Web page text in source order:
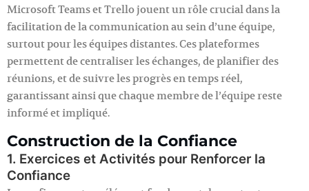
Microsoft Teams et Trello jouent un rôle crucial dans la
facilitation de la communication au sein d’une équipe,
surtout pour les équipes distantes. Ces plateformes
permettent de centraliser les échanges, de planifier des
réunions, et de suivre les progrès en temps réel,
garantissant ainsi que chaque membre de l’équipe reste
informé et impliqué.
Construction de la Confiance
1. Exercices et Activités pour Renforcer la
Confiance